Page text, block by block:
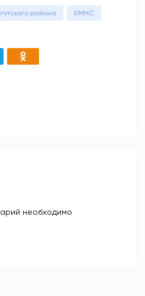
района КМНС
необходимо